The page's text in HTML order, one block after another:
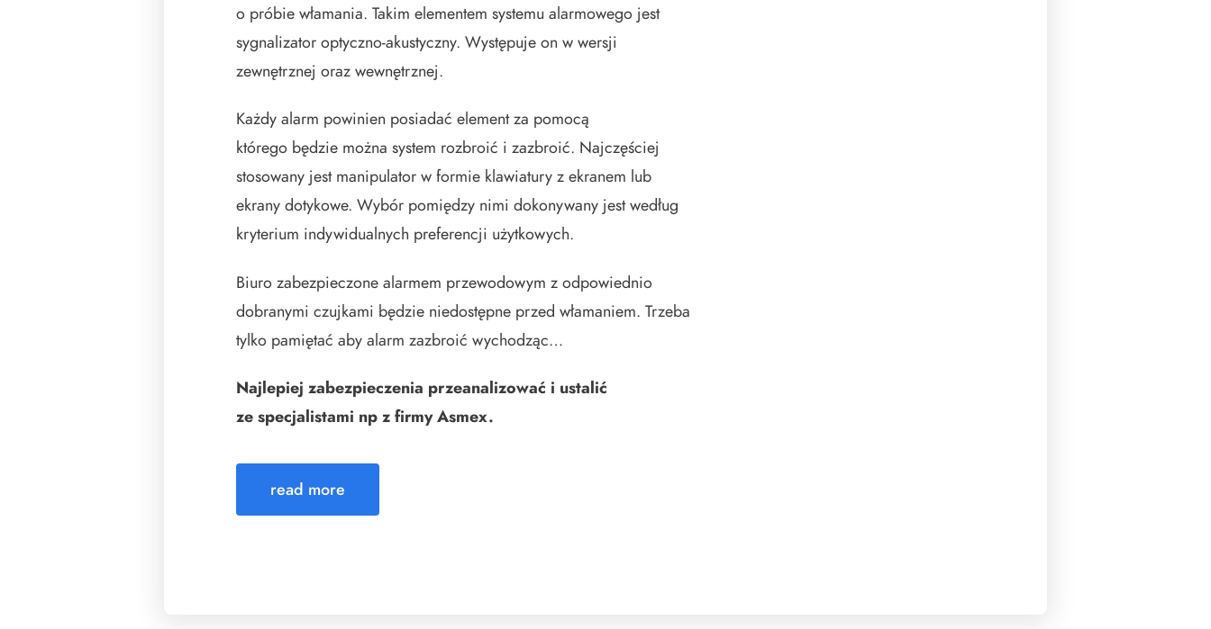
o próbie włamania. Takim elementem systemu alarmowego jest
sygnalizator optyczno-akustyczny. Występuje on w wersji
zewnętrznej oraz wewnętrznej.
Każdy alarm powinien posiadać element za pomocą
którego będzie można system rozbroić i zazbroić. Najczęściej
stosowany jest manipulator w formie klawiatury z ekranem lub
ekrany dotykowe. Wybór pomiędzy nimi dokonywany jest według
kryterium indywidualnych preferencji użytkowych.
Biuro zabezpieczone alarmem przewodowym z odpowiednio
dobranymi czujkami będzie niedostępne przed włamaniem. Trzeba
tylko pamiętać aby alarm zazbroić wychodząc…
Najlepiej zabezpieczenia przeanalizować i ustalić
ze specjalistami np z firmy Asmex.
read more